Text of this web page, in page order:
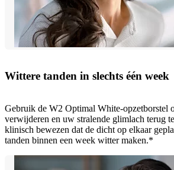
Wittere tanden in slechts één week
Gebruik de W2 Optimal White-opzetborstel
verwijderen en uw stralende glimlach terug
klinisch bewezen dat de dicht op elkaar
tanden binnen een week witter maken.*